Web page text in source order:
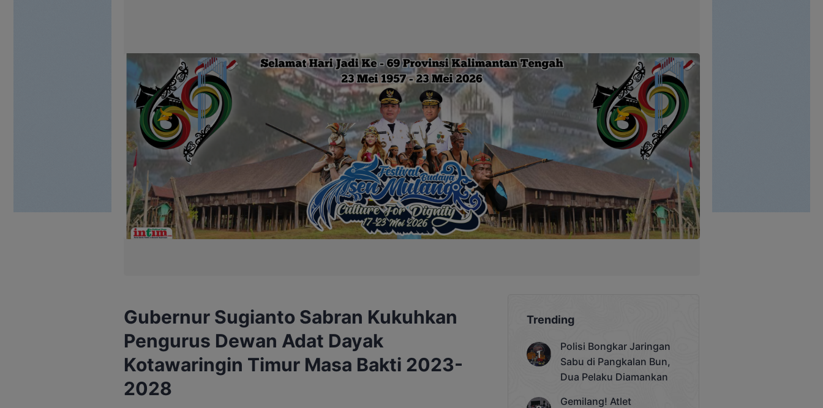
Gubernur Sugianto Sabran Kukuhkan
Pengurus Dewan Adat Dayak
Kotawaringin Timur Masa Bakti 2023-
2028
Trending
Polisi Bongkar Jaringan
Sabu di Pangkalan Bun,
Dua Pelaku Diamankan
Gemilang! Atlet